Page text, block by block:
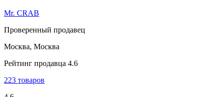
Mr. CRAB
Проверенный продавец
Москва, Москва
Рейтинг продавца 4.6
223 товаров